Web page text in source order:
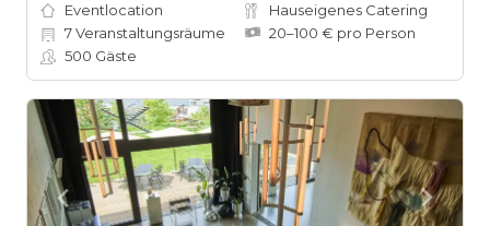
Eventlocation
Hauseigenes Catering
7Veranstaltungsräume
20–100 € pro Person
500 Gäste